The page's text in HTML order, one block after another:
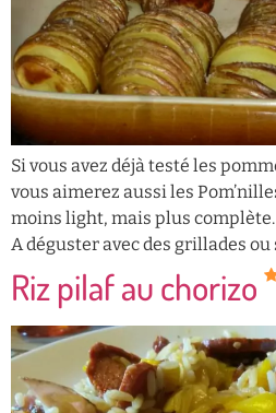
Si vous avez déjà testé les
vous aimerez aussi les
moins light, mais plus complète.
A déguster avec des grillades
Riz pilaf au chorizo